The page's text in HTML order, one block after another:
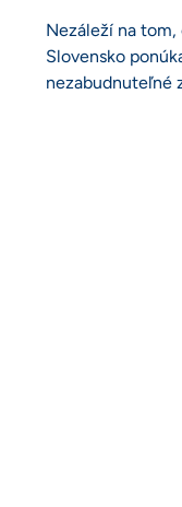
Nezáleží na
Slovensko
nezabudnuteľné